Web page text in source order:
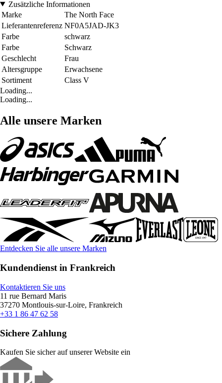
Zusätzliche Informationen
Marke
The North Face
Lieferantenreferenz NF0A5JAD-JK3
Farbe
schwarz
Farbe
Schwarz
Geschlecht
Frau
Altersgruppe
Erwachsene
Sortiment
Class V
Loading...
Loading...
Alle unsere Marken
Entdecken Sie alle unsere Marken
Kundendienst in Frankreich
Kontaktieren Sie uns
11 rue Bernard Maris
37270 Montlouis-sur-Loire, Frankreich
+33 1 86 47 62 58
Sichere Zahlung
Kaufen Sie sicher auf unserer Website ein